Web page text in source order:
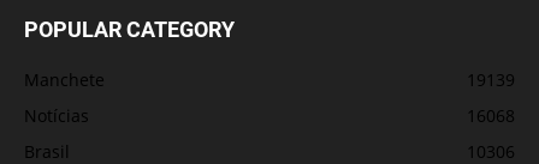
POPULAR CATEGORY
Manchete
19139
Notícias
16068
Brasil
10306